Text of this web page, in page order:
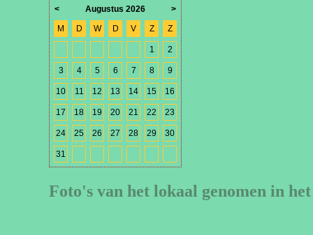
< Augustus 2026
>
M
D W D V Z Z
1 2
3 4 5 6 7 8 9
10 11 12 13 14 15 16
17 18 19 20 21 22 23
24 25 26 27 28 29 30
31
Foto's van het lokaal genomen in